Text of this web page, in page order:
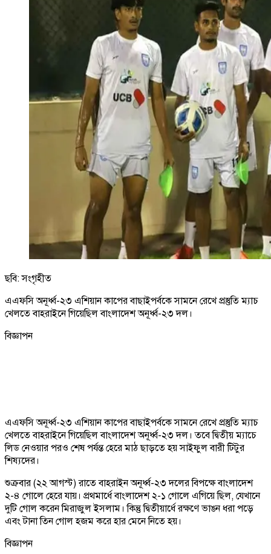
ছবি: সংগৃহীত
এএফসি অনূর্ধ্ব-২৩ এশিয়ান কাপের বাছাইপর্বকে সামনে রেখে প্রস্তুতি ম্যাচ
খেলতে বাহরাইনে গিয়েছিল বাংলাদেশ অনূর্ধ্ব-২৩ দল।
বিজ্ঞাপন
এএফসি অনূর্ধ্ব-২৩ এশিয়ান কাপের বাছাইপর্বকে সামনে রেখে প্রস্তুতি ম্যাচ
খেলতে বাহরাইনে গিয়েছিল বাংলাদেশ অনূর্ধ্ব-২৩ দল। তবে দ্বিতীয় ম্যাচে
লিড নেওয়ার পরও শেষ পর্যন্ত হেরে মাঠ ছাড়তে হয় সাইফুল বারী টিটুর
শিষ্যদের।
শুক্রবার (২২ আগস্ট) রাতে বাহরাইন অনূর্ধ্ব-২৩ দলের বিপক্ষে বাংলাদেশ
২-৪ গোলে হেরে যায়। প্রথমার্ধে বাংলাদেশ ২-১ গোলে এগিয়ে ছিল, যেখানে
দুটি গোল করেন মিরাজুল ইসলাম। কিন্তু দ্বিতীয়ার্ধে রক্ষণে ভাঙন ধরা পড়ে
এবং টানা তিন গোল হজম করে হার মেনে নিতে হয়।
বিজ্ঞাপন